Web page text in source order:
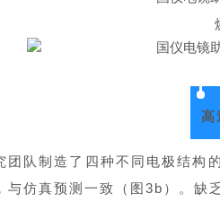
高
团队制造了四种不同电极结
与仿真预测一致（图3b）。